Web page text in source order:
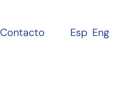
Contacto Esp Eng